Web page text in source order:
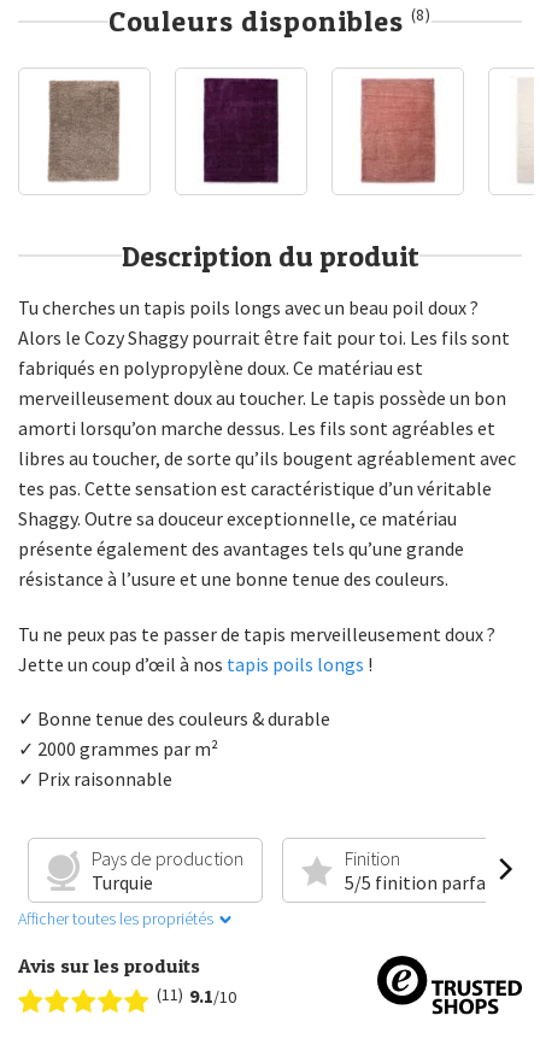
Couleurs disponibles (8)
Description du produit
Tu cherches un tapis poils longs avec un beau poil doux ?
Alors le Cozy Shaggy pourrait être fait pour toi. Les fils sont
fabriqués en polypropylène doux. Ce matériau est
merveilleusement doux au toucher. Le tapis possède un bon
amorti lorsqu’on marche dessus. Les fils sont agréables et
libres au toucher, de sorte qu’ils bougent agréablement avec
tes pas. Cette sensation est caractéristique d’un véritable
Shaggy. Outre sa douceur exceptionnelle, ce matériau
présente également des avantages tels qu’une grande
résistance à l’usure et une bonne tenue des couleurs.
Tu ne peux pas te passer de tapis merveilleusement doux ?
Jette un coup d’œil à nos tapis poils longs !
✓ Bonne tenue des couleurs & durable
✓ 2000 grammes par m²
✓ Prix raisonnable
Pays de production
Turquie
Finition
5/5 finition parfaite
Afficher toutes les propriétés
Avis sur les produits
(11) 9.1/10